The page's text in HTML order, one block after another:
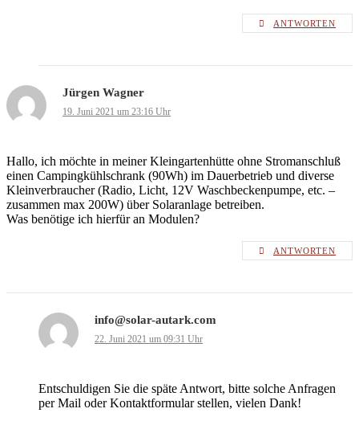
ANTWORTEN
Jürgen Wagner
19. Juni 2021 um 23:16 Uhr
Hallo, ich möchte in meiner Kleingartenhütte ohne Stromanschluß
einen Campingkühlschrank (90Wh) im Dauerbetrieb und diverse
Kleinverbraucher (Radio, Licht, 12V Waschbeckenpumpe, etc. –
zusammen max 200W) über Solaranlage betreiben.
Was benötige ich hierfür an Modulen?
ANTWORTEN
info@solar-autark.com
22. Juni 2021 um 09:31 Uhr
Entschuldigen Sie die späte Antwort, bitte solche Anfragen
per Mail oder Kontaktformular stellen, vielen Dank!